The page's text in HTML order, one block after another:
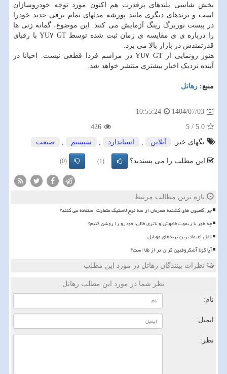
بخش شاسی بلندهای پرقدرت هم اکنون مورد توجه خودروسازان
است و برندهای دیگری مانند پورشه مدلهای تمام برقی جدید خودرا
در پیست نوربرگ رینگ آزمایش می کنند. این موضوع، گمانه زنی ها
را درباره ی ی مقایسه ی زمان ثبت شده توسط YU۷ GT با رقبای
قدرتمندش در بازار بالا می برد.
هنوز رونمایی از YU۷ GT در مراسم فردا قطعی نیست. احیانا در
آینده نزدیک اخبار بیشتری منتشر خواهد شد.
منبع: رهاتل
1404/07/03
10:55:24
5.0
/
5
426
تگهای خبر:
آنلاین , استاندارد , سیستم , صنعت
این مطلب را می پسندید؟ (1)
(0)
تازه ترین مطالب مرتبط
چرا کامیون های کشنده همزمان از سه نوع لاستیک متفاوت استفاده می کنند؟
چه طور با ریموت خاموش و باتری خالی، خودرو را روشن کنیم؟
قابل اعتمادترین برندهای موبایل
آیا کولا آشکروفتین گران تر از طلا است؟
نظرات بینندگان رهاتل در مورد این مطلب
نظر شما در مورد این مطلب رهاتل
نام:
ایمیل:
نظر: